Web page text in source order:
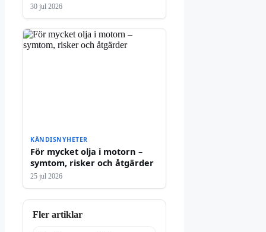
30 jul 2026
KÄNDISNYHETER
För mycket olja i motorn –
symtom, risker och åtgärder
25 jul 2026
Fler artiklar